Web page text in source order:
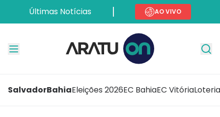
Últimas Notícias AO VIVO
SalvadorBahiaEleições 2026EC BahiaEC Vitória